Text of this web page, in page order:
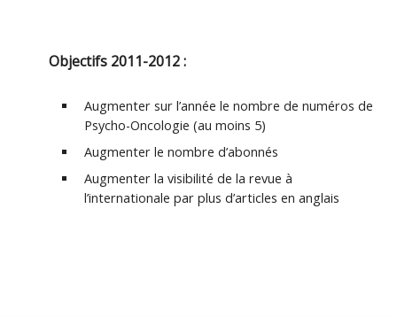
Objectifs 2011-2012 :
Augmenter sur l’année le nombre de numéros de
Psycho-Oncologie (au moins 5)
Augmenter le nombre d’abonnés
Augmenter la visibilité de la revue à
l’internationale par plus d’articles en anglais